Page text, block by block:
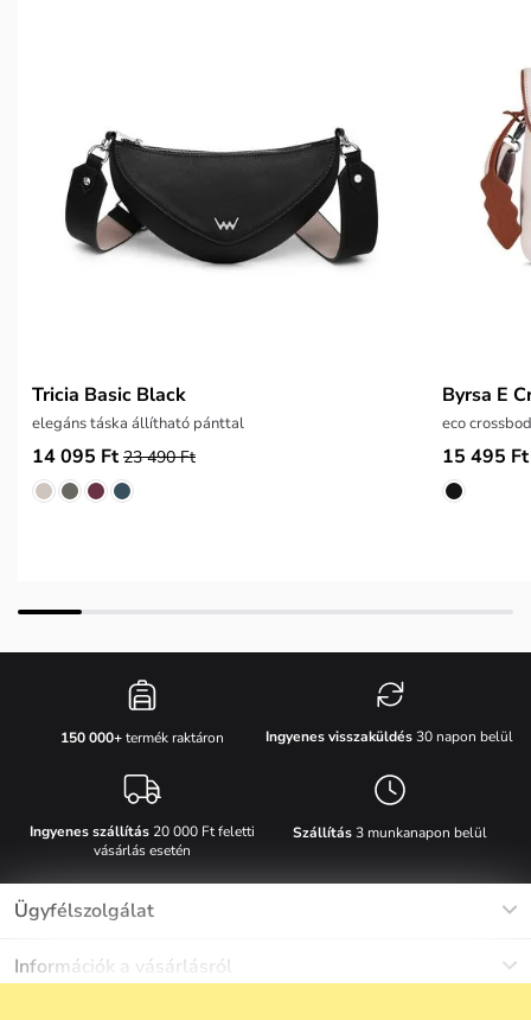
Tricia Basic Black
elegáns táska állítható pánttal
14 095 Ft 23 490 Ft
Byrsa E
eco
15 495 Ft
150 000+termék raktáron Ingyenes visszaküldés30 napon belül
Ingyenes szállítás20 000 Ft feletti
vásárlás esetén
Szállítás3 munkanapon belül
Ügyfélszolgálat
Információk a vásárlásról